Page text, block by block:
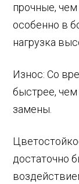
прочные,
особенно в
нагрузка
Износ: Со
быстрее,
замены.
достаточно